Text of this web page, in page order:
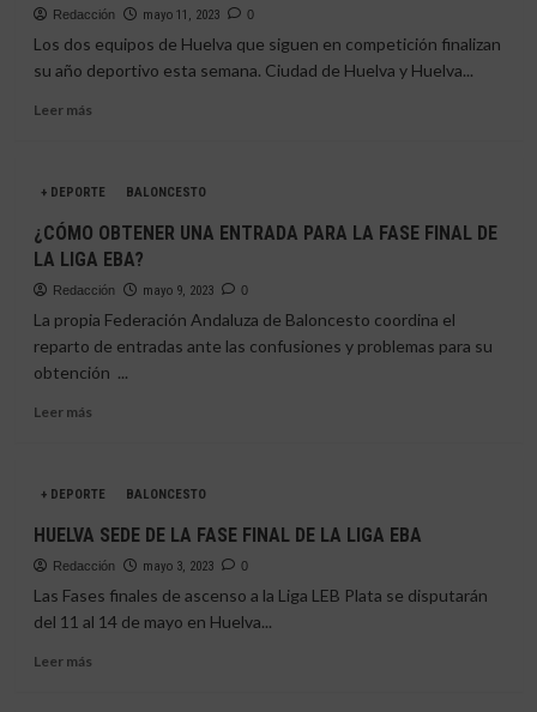
EL
INICIO
LA
EBA
Redacción mayo 11, 2023 0
Los dos equipos de Huelva que siguen en competición finalizan
su año deportivo esta semana. Ciudad de Huelva y Huelva...
Leer másLeer
COMERCIO/CIUDAD
HUELVA
«SOÑANDO
EN
PLATA»
+ DEPORTE BALONCESTO
¿CÓMO OBTENER UNA ENTRADA PARA LA FASE FINAL DE
LA LIGA EBA?
Redacción mayo 9, 2023 0
La propia Federación Andaluza de Baloncesto coordina el
reparto de entradas ante las confusiones y problemas para su
obtención ...
Leer másLeer
OBTENER
ENTRADA
PARA
LA
FASE
DE
+ DEPORTE BALONCESTO
HUELVA SEDE DE LA FASE FINAL DE LA LIGA EBA
Redacción mayo 3, 2023 0
Las Fases finales de ascenso a la Liga LEB Plata se disputarán
del 11 al 14 de mayo en Huelva...
Leer másLeer